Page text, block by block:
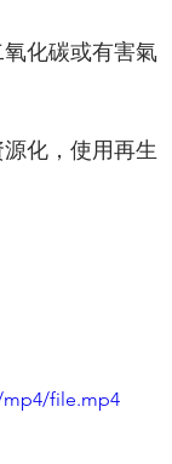
化碳或有害氣
化，使用再生
mp4/file.mp4